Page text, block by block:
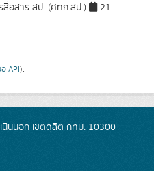
สื่อสาร สป. (ศทก.สป.)
21
API).
นินนอก เขตดุสิต กทม. 10300